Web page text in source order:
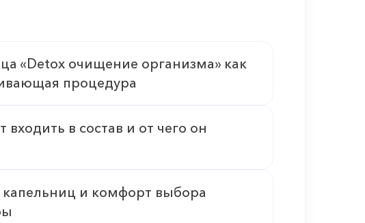
«Detox очищение организма» как
процедура
входить в состав и от чего он
капельниц и комфорт выбора